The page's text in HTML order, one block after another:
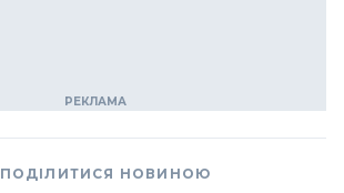
ПОДІЛИТИСЯ НОВИНОЮ